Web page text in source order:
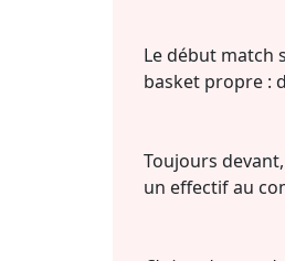
Le début match
basket propre :
Toujours
un effectif au